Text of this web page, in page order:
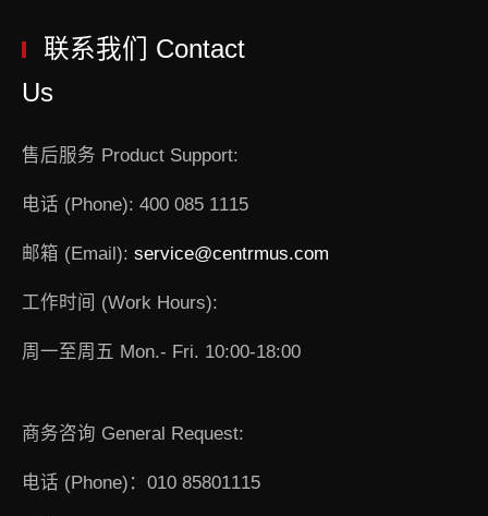
联系我们 Contact
Us
售后服务 Product Support:
电话 (Phone): 400 085 1115
邮箱 (Email): service@centrmus.com
工作时间 (Work Hours):
周一至周五 Mon.- Fri. 10:00-18:00
商务咨询 General Request:
电话 (Phone)：010 85801115